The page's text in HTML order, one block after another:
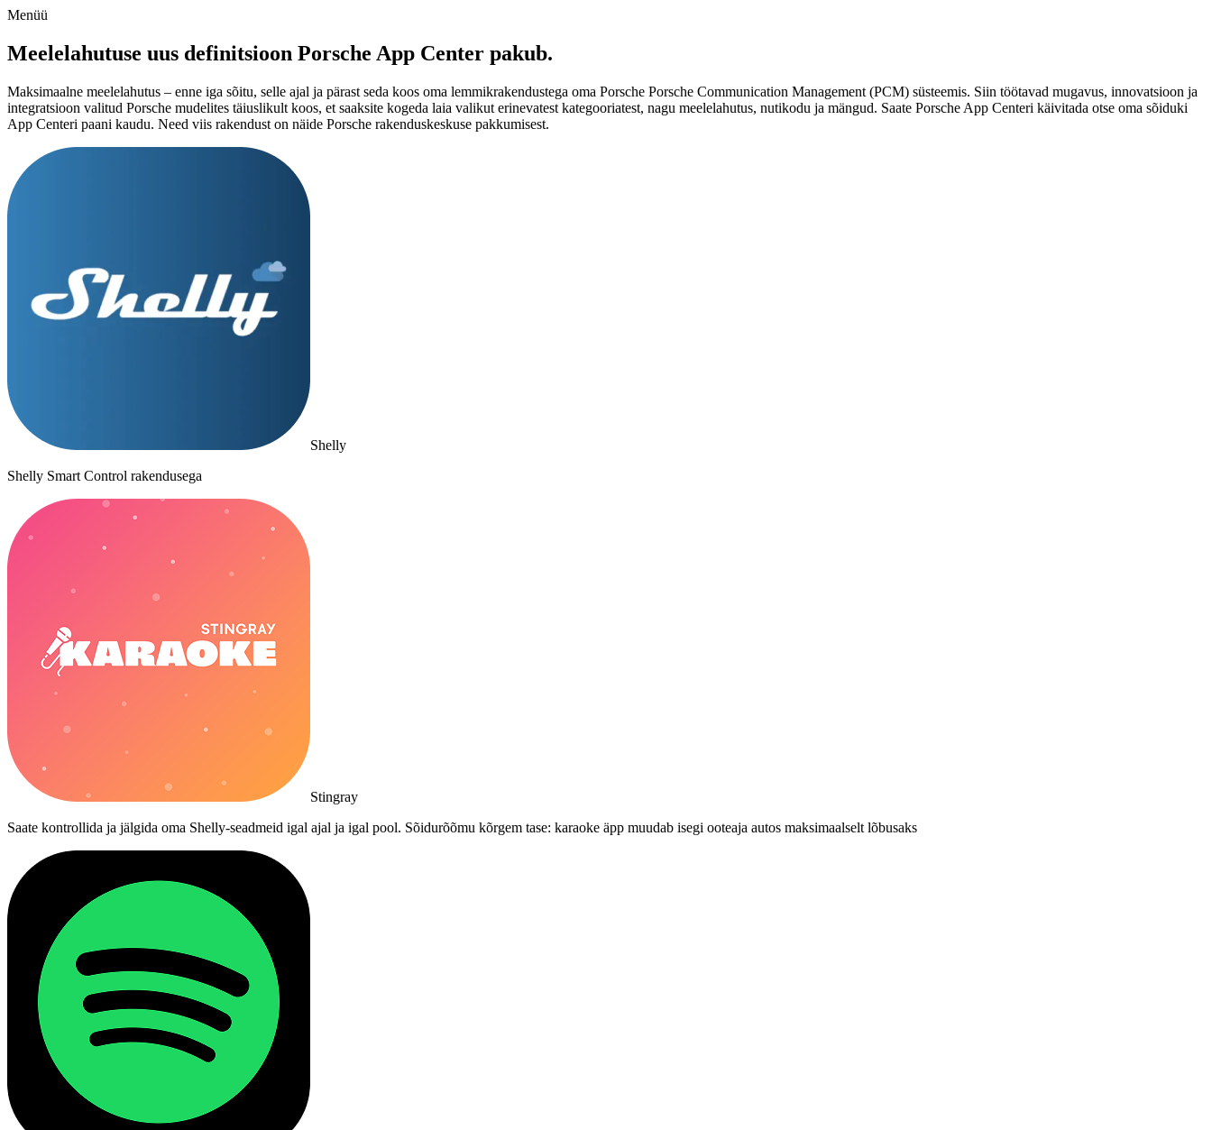
Menüü
Meelelahutuse uus definitsioon Porsche App Center pakub.
Maksimaalne meelelahutus – enne iga sõitu, selle ajal ja pärast seda koos oma lemmikrakendustega oma Porsche Porsche Communication Management (PCM) süsteemis. Siin töötavad mugavus, innovatsioon ja
integratsioon valitud Porsche mudelites täiuslikult koos, et saaksite kogeda laia valikut erinevatest kategooriatest, nagu meelelahutus, nutikodu ja mängud. Saate Porsche App Centeri käivitada otse oma sõiduki
App Centeri paani kaudu. Need viis rakendust on näide Porsche rakenduskeskuse pakkumisest.
Shelly
Shelly Smart Control rakendusega
Stingray
Saate kontrollida ja jälgida oma Shelly-seadmeid igal ajal ja igal pool. Sõidurõõmu kõrgem tase: karaoke äpp muudab isegi ooteaja autos maksimaalselt lõbusaks